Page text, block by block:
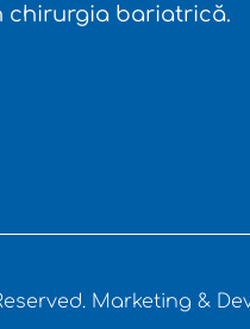
chirurgia bariatrică.
Marketing &